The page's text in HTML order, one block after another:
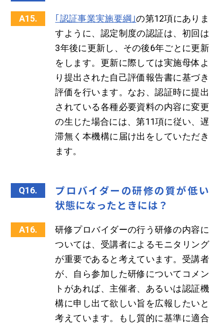
A15. ｢認証事業実施要綱｣の第12項にありま
すように、認定制度の認証は、初回は
3年後に更新し、その後6年ごとに更新
をします。更新に際しては実施母体よ
り提出された自己評価報告書に基づき
評価を行います。なお、認証時に提出
されている各種必要資料の内容に変更
の生じた場合には、第11項に従い、遅
滞無く本機構に届け出をしていただき
ます。
Q16.
プロバイダーの研修の質が低い
状態になったときには？
A16.
研修プロバイダーの行う研修の内容に
ついては、受講者によるモニタリング
が重要であると考えています。受講者
が、自ら参加した研修についてコメン
トがあれば、主催者、あるいは認証機
構に申し出て欲しい旨を広報したいと
考えています。もし質的に基準に適合